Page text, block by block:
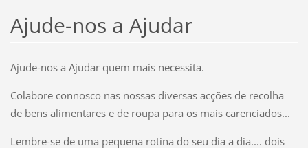
Ajude-nos a Ajudar
Ajude-nos a Ajudar quem mais necessita.
Colabore connosco nas nossas diversas acções de recolha
de bens alimentares e de roupa para os mais carenciados...
Lembre-se de uma pequena rotina do seu dia a dia.... dois